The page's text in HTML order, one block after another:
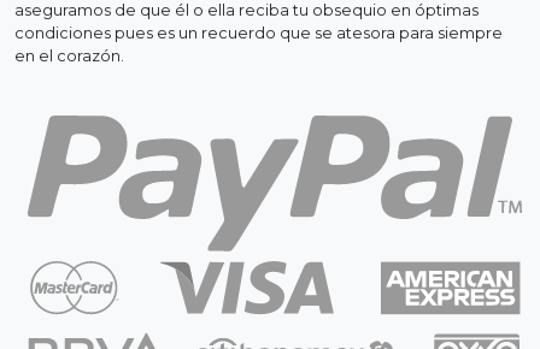
aseguramos de que él o ella reciba tu obsequio en óptimas
condiciones pues es un recuerdo que se atesora para siempre
en el corazón.